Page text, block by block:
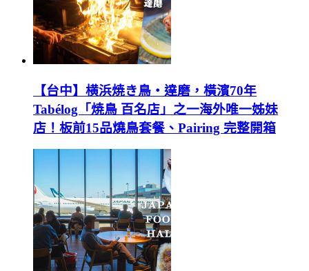
【台中】横浜焼き鳥‧達磨，橫濱70年
Tabélog「焼鳥 百名店」之一海外唯一姊妹
店！板前15品燒鳥套餐、Pairing 完整開箱